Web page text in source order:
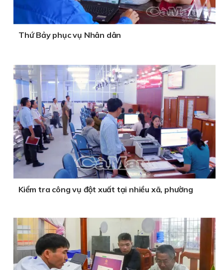
Thứ Bảy phục vụ Nhân dân
Kiểm tra công vụ đột xuất tại nhiều xã, phường